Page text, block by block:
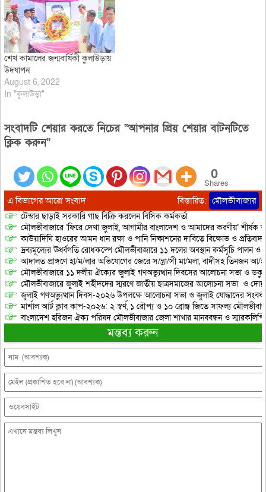
শেখ কামালের জন্মবার্ষিকী কুলাউড়ায়
উদযাপন
August 6, 2022
In "কুলাউড়া"
সংবাদটি শেয়ার করতে নিচের “আপনার প্রিয় শেয়ার বাটনটিতে
ক্লিক করুন”
0
Shares
এ বিভাগের আরো সংবাদ বিস্তারিত: মৌলভীবাজার
টেন্ডার ছাড়াই সরকারি গাছ বিক্রি করলেন বিসিক কর্মকর্তা
মৌলভীবাজারে ‘ফিরে দেখা জুলাই, আগামীর বাংলাদেশ ও আমাদের করণীয়’ শীর্ষক
কাউয়াদিঘি হাওরের আমন ধান রক্ষা ও পানি নিষ্কাশনের দাবিতে বিক্ষোভ ও
দ্রব্যমূল্যের ঊর্ধ্বগতি রোধকল্পে মৌলভীবাজারে ১১ দলের অবস্থান কর্মসূচি পালন ও
আদালত প্রাঙ্গণে হা/ম/লার অভিযোগের জেরে স/ন্ত্রা/সী মা/মলা, বাদীসহ তিনজন আ/
মৌলভীবাজারে ১১ দলীয় ঐক্যের জুলাই গণঅভ্যুত্থান দিবসের আলোচনা সভা ও
মৌলভীবাজারে জুলাই শহীদদের স্মরণে জাতীয় ছাত্রসমাজের আলোচনা সভা ও
জুলাই গণঅভ্যুত্থান দিবস-২০২৬ উপলক্ষে আলোচনা সভা ও জুলাই যোদ্ধাদের
মার্শাল আর্ট ক্লাব কাপ-২০২৬: ২ স্বর্ণ, ১ রৌপ্য ও ১০ ব্রোঞ্জ জিতে সাফল্য
বাংলাদেশ হরিজন ঐক্য পরিষদ মৌলভীবাজার জেলা শাখার মানববন্ধন ও স্মারকলিপি
মন্তব্য করুন